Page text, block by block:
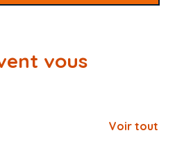
vous
Voir tout